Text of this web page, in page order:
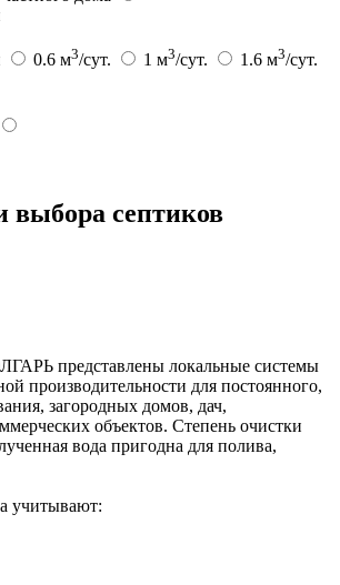
0.6 м3/сут. 1 м3/сут. 1.6 м3/сут.
выбора септиков
представлены локальные системы
производительности для постоянного,
загородных домов, дач,
объектов. Степень очистки
вода пригодна для полива,
учитывают: